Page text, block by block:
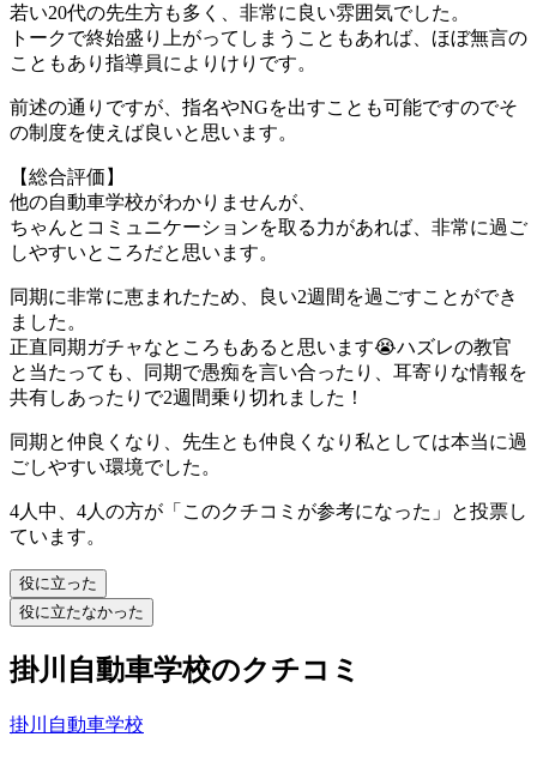
若い20代の先生方も多く、非常に良い雰囲気でした。
トークで終始盛り上がってしまうこともあれば、ほぼ無言の
こともあり指導員によりけりです。
前述の通りですが、指名やNGを出すことも可能ですのでそ
の制度を使えば良いと思います。
【総合評価】
他の自動車学校がわかりませんが、
ちゃんとコミュニケーションを取る力があれば、非常に過ご
しやすいところだと思います。
同期に非常に恵まれたため、良い2週間を過ごすことができ
ました。
正直同期ガチャなところもあると思います😭ハズレの教官
と当たっても、同期で愚痴を言い合ったり、耳寄りな情報を
共有しあったりで2週間乗り切れました！
同期と仲良くなり、先生とも仲良くなり私としては本当に過
ごしやすい環境でした。
4人中、4人の方が「このクチコミが参考になった」と投票し
ています。
役に立った
役に立たなかった
掛川自動車学校のクチコミ
掛川自動車学校